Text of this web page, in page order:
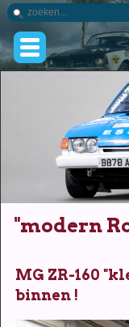
"modern
MG ZR-160
binnen !